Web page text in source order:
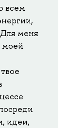
всем
меня
моей
идеи,